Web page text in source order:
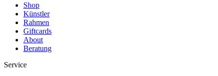
Shop
Künstler
Rahmen
Giftcards
About
Beratung
Service